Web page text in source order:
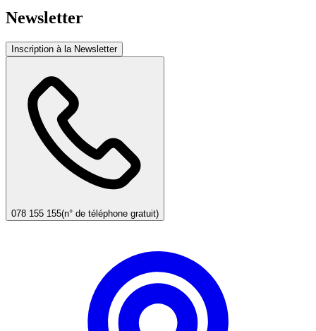
Newsletter
Inscription à la Newsletter
078 155 155(n° de téléphone gratuit)